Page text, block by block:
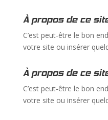
À propos de ce
C’est peut-être le bon
votre site ou insérer
À propos de ce
C’est peut-être le bon
votre site ou insérer